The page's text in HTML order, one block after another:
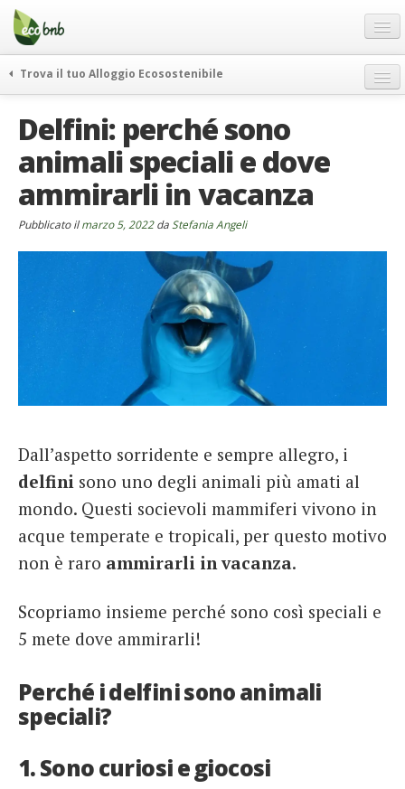
Menu
Salta
contenuto
Offerte Speciali
Regali
FAQ
Chi Siamo
Partner
Contatti
Italiano
Italiano
Trova il tuo Alloggio Ecosostenibile
itinerari
curiosità
vivere e viaggiare verde
Delfini: perché sono
animali speciali e dove
ammirarli in vacanza
Pubblicato ilmarzo 5, 2022da Stefania Angeli
Dall’aspetto sorridente e sempre allegro, i
delfini sono uno degli animali più amati al
mondo. Questi socievoli mammiferi vivono in
acque temperate e tropicali, per questo motivo
non è raro ammirarli in vacanza.
Scopriamo insieme perché sono così speciali e
5 mete dove ammirarli!
Perché i delfini sono animali
speciali?
1. Sono curiosi e giocosi